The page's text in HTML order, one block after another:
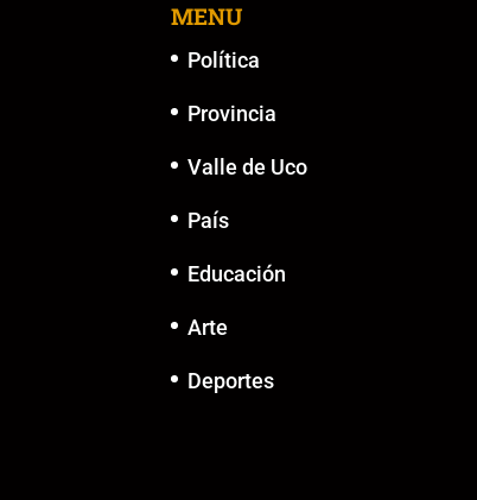
MENU
Política
Provincia
Valle de Uco
País
Educación
Arte
Deportes